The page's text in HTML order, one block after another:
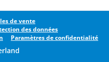
de vente
des données
Paramètres de confidentialité